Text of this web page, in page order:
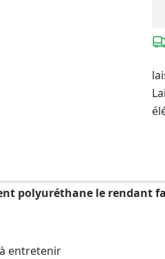
polyuréthane le rendant
entretenir